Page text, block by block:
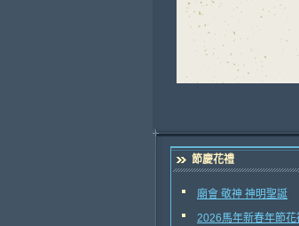
節慶花禮
廟會 敬神 神明聖誕
2026馬年新春年節花